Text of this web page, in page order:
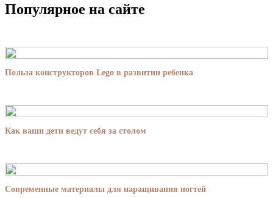
Популярное на сайте
Польза конструкторов Lego в развитии ребенка
Как ваши дети ведут себя за столом
Современные материалы для наращивания ногтей